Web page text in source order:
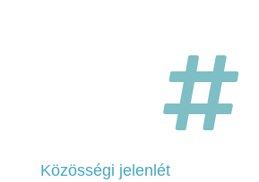

Közösségi jelenlét